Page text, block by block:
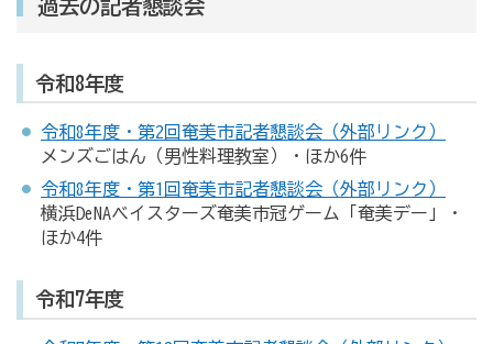
過去の記者懇談会
令和8年度
令和8年度・第2回奄美市記者懇談会（外部リンク）
メンズごはん（男性料理教室）・ほか6件
令和8年度・第1回奄美市記者懇談会（外部リンク）
横浜DeNAベイスターズ奄美市冠ゲーム「奄美デー」・
ほか4件
令和7年度